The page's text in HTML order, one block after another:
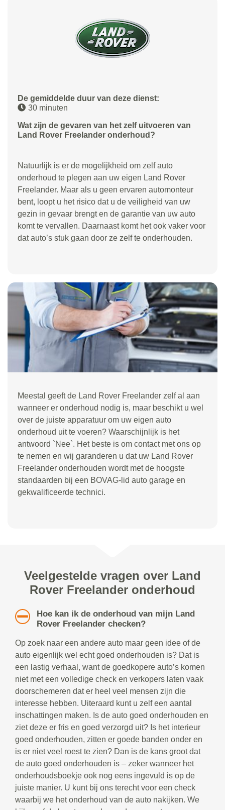
De gemiddelde duur van deze dienst:
30 minuten
Wat zijn de gevaren van het zelf uitvoeren van
Land Rover Freelander onderhoud?
Natuurlijk is er de mogelijkheid om zelf auto
onderhoud te plegen aan uw eigen Land Rover
Freelander. Maar als u geen ervaren automonteur
bent, loopt u het risico dat u de veiligheid van uw
gezin in gevaar brengt en de garantie van uw auto
komt te vervallen. Daarnaast komt het ook vaker voor
dat auto’s stuk gaan door ze zelf te onderhouden.
Meestal geeft de Land Rover Freelander zelf al aan
wanneer er onderhoud nodig is, maar beschikt u wel
over de juiste apparatuur om uw eigen auto
onderhoud uit te voeren? Waarschijnlijk is het
antwoord `Nee`. Het beste is om contact met ons op
te nemen en wij garanderen u dat uw Land Rover
Freelander onderhouden wordt met de hoogste
standaarden bij een BOVAG-lid auto garage en
gekwalificeerde technici.
Veelgestelde vragen over Land
Rover Freelander onderhoud
Hoe kan ik de onderhoud van mijn Land
Rover Freelander checken?
Op zoek naar een andere auto maar geen idee of de
auto eigenlijk wel echt goed onderhouden is? Dat is
een lastig verhaal, want de goedkopere auto’s komen
niet met een volledige check en verkopers laten vaak
doorschemeren dat er heel veel mensen zijn die
interesse hebben. Uiteraard kunt u zelf een aantal
inschattingen maken. Is de auto goed onderhouden en
ziet deze er fris en goed verzorgd uit? Is het interieur
goed onderhouden, zitten er goede banden onder en
is er niet veel roest te zien? Dan is de kans groot dat
de auto goed onderhouden is – zeker wanneer het
onderhoudsboekje ook nog eens ingevuld is op de
juiste manier. U kunt bij ons terecht voor een check
waarbij we het onderhoud van de auto nakijken. We